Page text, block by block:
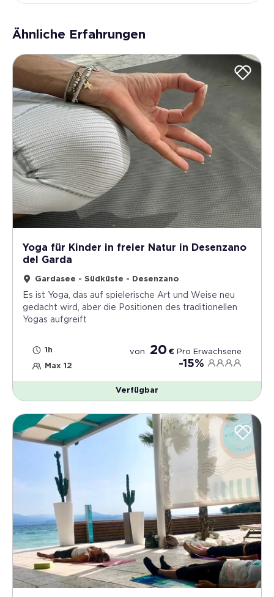
Ähnliche Erfahrungen
Yoga für Kinder in freier Natur in Desenzano
del Garda
Gardasee - Südküste - Desenzano
Es ist Yoga, das auf spielerische Art und Weise neu
gedacht wird, aber die Positionen des traditionellen
Yogas aufgreift
1h
Max 12
von 20 € Pro Erwachsene
-15%
Verfügbar